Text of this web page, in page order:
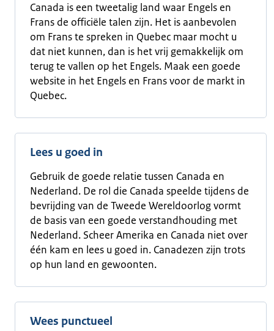
Canada is een tweetalig land waar Engels en
Frans de officiële talen zijn. Het is aanbevolen
om Frans te spreken in Quebec maar mocht u
dat niet kunnen, dan is het vrij gemakkelijk om
terug te vallen op het Engels. Maak een goede
website in het Engels en Frans voor de markt in
Quebec.
Lees u goed in
Gebruik de goede relatie tussen Canada en
Nederland. De rol die Canada speelde tijdens de
bevrijding van de Tweede Wereldoorlog vormt
de basis van een goede verstandhouding met
Nederland. Scheer Amerika en Canada niet over
één kam en lees u goed in. Canadezen zijn trots
op hun land en gewoonten.
Wees punctueel